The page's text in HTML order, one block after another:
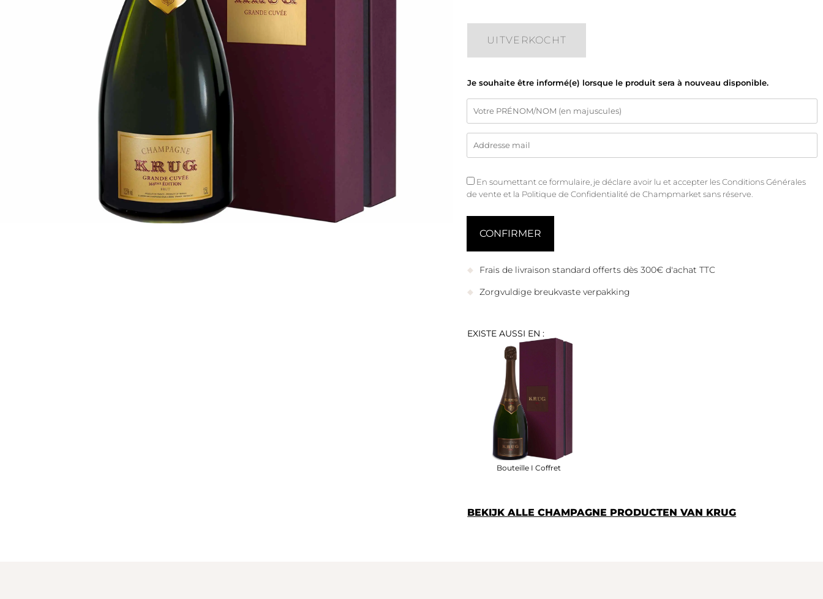
UITVERKOCHT
Je souhaite être informé(e) lorsque le produit sera à nouveau disponible.
En soumettant ce formulaire, je déclare avoir lu et accepter lesConditions Générales
de venteet la Politique de Confidentialitéde Champmarket sans réserve.
Frais de livraison standard offerts dès 300€ d'achat TTC
Zorgvuldige breukvaste verpakking
EXISTE AUSSI EN :
Bouteille I Coffret
BEKIJK ALLE CHAMPAGNE PRODUCTEN VAN KRUG